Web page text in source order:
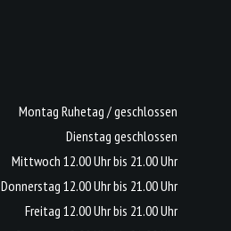
Montag Ruhetag / geschlossen
Dienstag geschlossen
Mittwoch 12.00 Uhr bis 21.00 Uhr
Donnerstag 12.00 Uhr bis 21.00 Uhr
Freitag 12.00 Uhr bis 21.00 Uhr